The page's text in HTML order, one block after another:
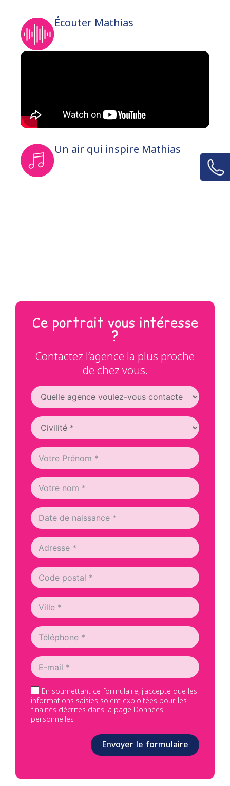
Écouter Mathias
Un air qui inspire Mathias
Ce portrait vous intéresse
?
Contactez l’agence la plus proche
de chez vous.
En soumettant ce formulaire, j'accepte que les
informations saisies soient exploitées pour les
finalités décrites dans la page Données
personnelles
Envoyer le formulaire